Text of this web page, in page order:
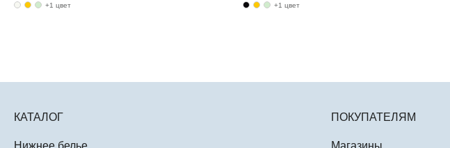
+1 цвет
+1 цвет
КАТАЛОГ
Нижнее белье
ПОКУПАТЕЛЯМ
Магазины